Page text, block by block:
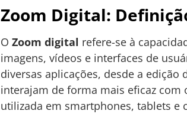
Zoom Digital:
O Zoom digital refere-se à
imagens, vídeos e interfaces de
diversas aplicações, desde a
interajam de forma mais eficaz com
utilizada em smartphones, tablets